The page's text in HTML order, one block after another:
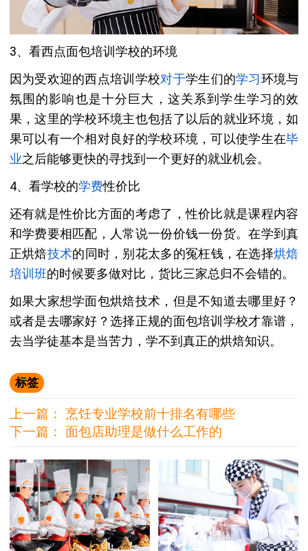
3、看西点面包培训学校的环境
因为受欢迎的西点培训学校对于学生们的学习环境与
氛围的影响也是十分巨大，这关系到学生学习的效
果，这里的学校环境主也包括了以后的就业环境，如
果可以有一个相对良好的学校环境，可以使学生在毕
业之后能够更快的寻找到一个更好的就业机会。
4、看学校的学费性价比
还有就是性价比方面的考虑了，性价比就是课程内容
和学费要相匹配，人常说一份价钱一份货。在学到真
正烘焙技术的同时，别花太多的冤枉钱，在选择烘焙
培训班的时候要多做对比，货比三家总归不会错的。
如果大家想学面包烘焙技术，但是不知道去哪里好？
或者是去哪家好？选择正规的面包培训学校才靠谱，
去当学徒基本是当苦力，学不到真正的烘焙知识。
标签
上一篇： 烹饪专业学校前十排名有哪些
下一篇： 面包店助理是做什么工作的